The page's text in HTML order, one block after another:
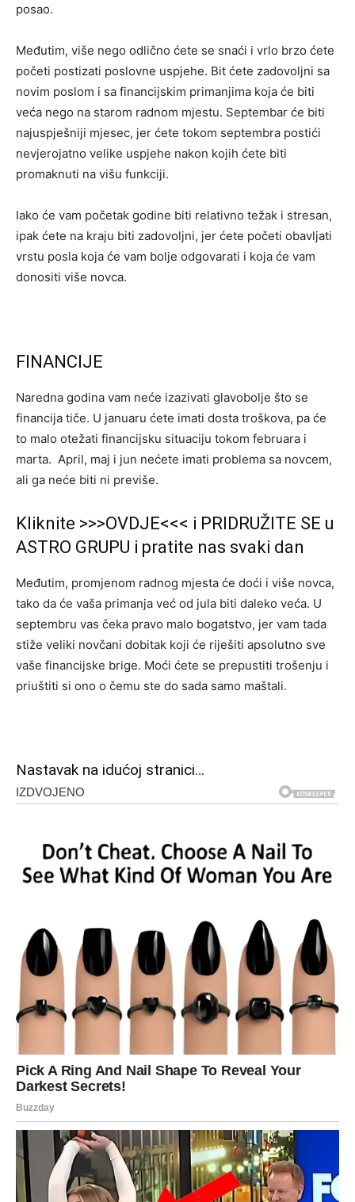
posao.
Međutim, više nego odlično ćete se snaći i vrlo brzo ćete
početi postizati poslovne uspjehe. Bit ćete zadovoljni sa
novim poslom i sa financijskim primanjima koja će biti
veća nego na starom radnom mjestu. Septembar će biti
najuspješniji mjesec, jer ćete tokom septembra postići
nevjerojatno velike uspjehe nakon kojih ćete biti
promaknuti na višu funkciji.
Iako će vam početak godine biti relativno težak i stresan,
ipak ćete na kraju biti zadovoljni, jer ćete početi obavljati
vrstu posla koja će vam bolje odgovarati i koja će vam
donositi više novca.
FINANCIJE
Naredna godina vam neće izazivati glavobolje što se
financija tiče. U januaru ćete imati dosta troškova, pa će
to malo otežati financijsku situaciju tokom februara i
marta. April, maj i jun nećete imati problema sa novcem,
ali ga neće biti ni previše.
Kliknite >>>OVDJE<<< i PRIDRUŽITE SE u
ASTRO GRUPU i pratite nas svaki dan
Međutim, promjenom radnog mjesta će doći i više novca,
tako da će vaša primanja već od jula biti daleko veća. U
septembru vas čeka pravo malo bogatstvo, jer vam tada
stiže veliki novčani dobitak koji će riješiti apsolutno sve
vaše financijske brige. Moći ćete se prepustiti trošenju i
priuštiti si ono o čemu ste do sada samo maštali.
Nastavak na idućoj stranici…